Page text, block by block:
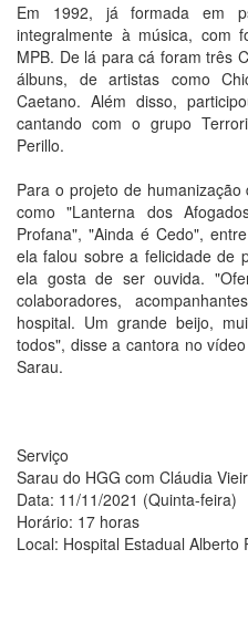
Em 1992, já formada em
integralmente à música, com
MPB. De lá para cá foram três
álbuns, de artistas como
Caetano. Além disso,
cantando com o grupo
Perillo.
Para o projeto de
como "Lanterna dos
Profana", "Ainda é Cedo",
ela falou sobre a felicidade de
ela gosta de ser ouvida.
colaboradores,
hospital. Um grande beijo,
todos", disse a cantora no
Sarau.
Serviço
Sarau do HGG com Cláudia
Data: 11/11/2021 (Quinta-feira)
Horário: 17 horas
Local: Hospital Estadual Alberto